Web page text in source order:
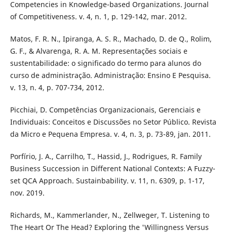
Competencies in Knowledge-based Organizations. Journal
of Competitiveness. v. 4, n. 1, p. 129-142, mar. 2012.
Matos, F. R. N., Ipiranga, A. S. R., Machado, D. de Q., Rolim,
G. F., & Alvarenga, R. A. M. Representações sociais e
sustentabilidade: o significado do termo para alunos do
curso de administração. Administração: Ensino E Pesquisa.
v. 13, n. 4, p. 707-734, 2012.
Picchiai, D. Competências Organizacionais, Gerenciais e
Individuais: Conceitos e Discussões no Setor Público. Revista
da Micro e Pequena Empresa. v. 4, n. 3, p. 73-89, jan. 2011.
Porfírio, J. A., Carrilho, T., Hassid, J., Rodrigues, R. Family
Business Succession in Different National Contexts: A Fuzzy-
set QCA Approach. Sustainbability. v. 11, n. 6309, p. 1-17,
nov. 2019.
Richards, M., Kammerlander, N., Zellweger, T. Listening to
The Heart Or The Head? Exploring the 'Willingness Versus